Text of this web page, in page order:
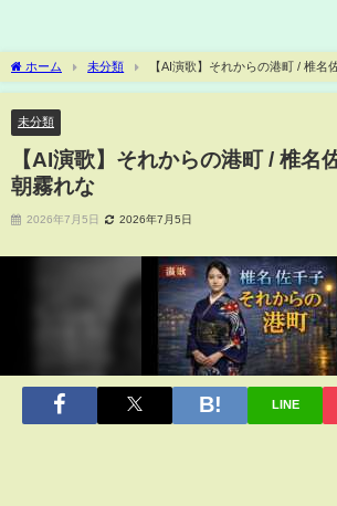
ホーム 未分類 【AI演歌】それからの港町 / 椎名
未分類
【AI演歌】それからの港町 / 椎
朝霧れな
2026年7月5日 2026年7月5日
LINE